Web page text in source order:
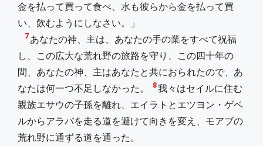
金を払って買って食べ、水も彼らから金を払って買
い、飲むようにしなさい。」
7 あなたの神、主は、あなたの手の業をすべて祝福
し、この広大な荒れ野の旅路を守り、この四十年の
間、あなたの神、主はあなたと共におられたので、あ
なたは何一つ不足しなかった。
8我々はセイルに住む
親族エサウの子孫を離れ、エイラトとエツヨン・ゲベ
ルからアラバを走る道を避けて向きを変え、モアブの
荒れ野に通ずる道を通った。